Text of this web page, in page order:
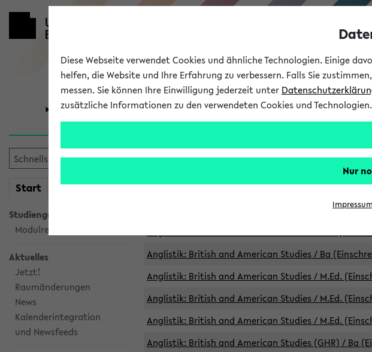
Universität Forschung Studium
Start meineKVV
Studiengangsauswahl
Modulrecherche
Aktuelles
Jetzt!
Raumänderungen
News
Kalenderintegration
und Newsfeeds
Archivierte
Anglistik: British and American Studies / B.A.
Anglistik: British and American Studies / B.A.
Anglistik: British and American Studies / Ba
Anglistik: British and American Studies / M.Ed.
Anglistik: British and American Studies / M.Ed.
Anglistik: British and American Studies / M.Ed.
Anglistik: British and American Studies (GHR) / Ba
Diese Webseite verwendet Cookies und ähnliche Technologien. Einige
helfen, die Website und Ihre Erfahrung zu verbessern. Falls Sie
messen. Sie können Ihre Einwilligung jederzeit unter
zusätzliche Informationen zu den verwendeten Cookies und Technologien.
Nur
Impressum